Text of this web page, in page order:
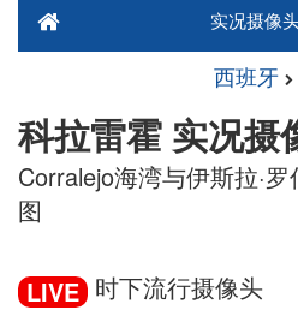
实况摄像
西班牙
科拉雷霍 实况摄
Corralejo海湾与伊斯拉·
图
LIVE 时下流行摄像头